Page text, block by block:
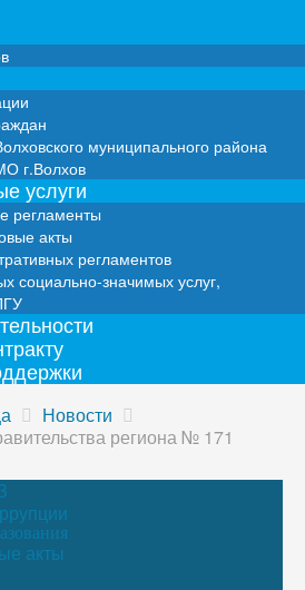
муниципального района
г.Волхов
услуги
регламенты
акты
регламентов
социально-значимых услуг,
Новости
региона № 171
акты